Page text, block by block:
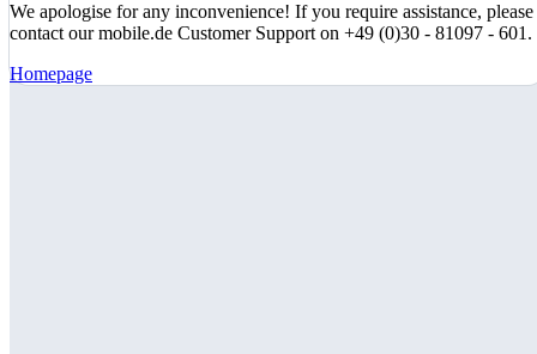
We apologise for any inconvenience! If you require assistance, please
contact our mobile.de Customer Support on +49 (0)30 - 81097 - 601.
Homepage